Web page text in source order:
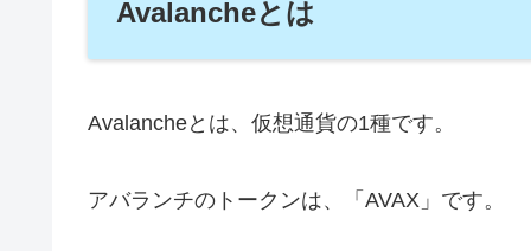
Avalancheとは
Avalancheとは、仮想通貨の1種です。
アバランチのトークンは、「AVAX」です。